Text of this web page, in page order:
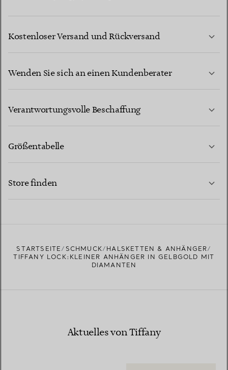
Kostenloser Versand und Rückversand
Wenden Sie sich an einen Kundenberater
Verantwortungsvolle Beschaffung
Größentabelle
Store finden
STARTSEITE SCHMUCK
HALSKETTEN & ANHÄNGER
TIFFANY LOCK:KLEINER ANHÄNGER IN GELBGOLD MIT
DIAMANTEN
Aktuelles von Tiffany